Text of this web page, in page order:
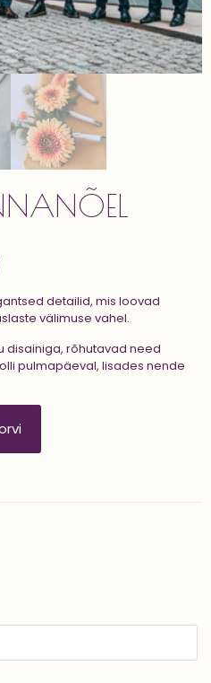
detailid, mis loovad
välimuse vahel.
disainiga, rõhutavad need
pulmapäeval, lisades nende